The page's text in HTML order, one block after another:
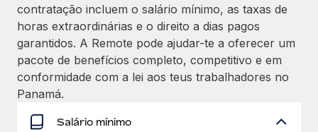
contratação incluem o salário mínimo, as taxas de
horas extraordinárias e o direito a dias pagos
garantidos. A Remote pode ajudar-te a oferecer um
pacote de benefícios completo, competitivo e em
conformidade com a lei aos teus trabalhadores no
Panamá.
Salário mínimo